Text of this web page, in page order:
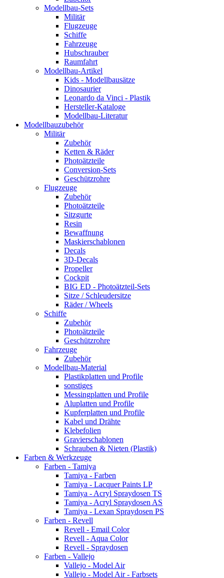
Modellbau-Sets
Militär
Flugzeuge
Schiffe
Fahrzeuge
Hubschrauber
Raumfahrt
Modellbau-Artikel
Kids - Modellbausätze
Dinosaurier
Leonardo da Vinci - Plastik
Hersteller-Kataloge
Modellbau-Literatur
Modellbauzubehör
Militär
Zubehör
Ketten & Räder
Photoätzteile
Conversion-Sets
Geschützrohre
Flugzeuge
Zubehör
Photoätzteile
Sitzgurte
Resin
Bewaffnung
Maskierschablonen
Decals
3D-Decals
Propeller
Cockpit
BIG ED - Photoätzteil-Sets
Sitze / Schleudersitze
Räder / Wheels
Schiffe
Zubehör
Photoätzteile
Geschützrohre
Fahrzeuge
Zubehör
Modellbau-Material
Plastikplatten und Profile
sonstiges
Messingplatten und Profile
Aluplatten und Profile
Kupferplatten und Profile
Kabel und Drähte
Klebefolien
Gravierschablonen
Schrauben & Nieten (Plastik)
Farben & Werkzeuge
Farben - Tamiya
Tamiya - Farben
Tamiya - Lacquer Paints LP
Tamiya - Acryl Spraydosen TS
Tamiya - Acryl Spraydosen AS
Tamiya - Lexan Spraydosen PS
Farben - Revell
Revell - Email Color
Revell - Aqua Color
Revell - Spraydosen
Farben - Vallejo
Vallejo - Model Air
Vallejo - Model Air - Farbsets